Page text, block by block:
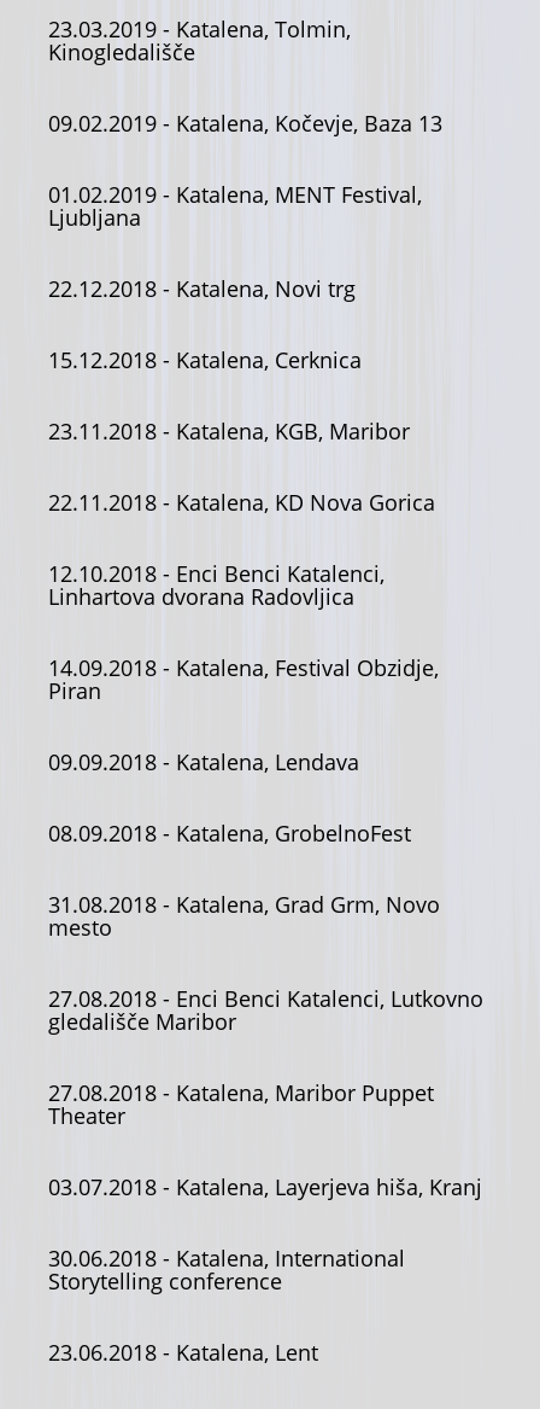
23.03.2019 - Katalena, Tolmin,
Kinogledališče
09.02.2019 - Katalena, Kočevje, Baza 13
01.02.2019 - Katalena, MENT Festival,
Ljubljana
22.12.2018 - Katalena, Novi trg
15.12.2018 - Katalena, Cerknica
23.11.2018 - Katalena, KGB, Maribor
22.11.2018 - Katalena, KD Nova Gorica
12.10.2018 - Enci Benci Katalenci,
Linhartova dvorana Radovljica
14.09.2018 - Katalena, Festival Obzidje,
Piran
09.09.2018 - Katalena, Lendava
08.09.2018 - Katalena, GrobelnoFest
31.08.2018 - Katalena, Grad Grm, Novo
mesto
27.08.2018 - Enci Benci Katalenci, Lutkovno
gledališče Maribor
27.08.2018 - Katalena, Maribor Puppet
Theater
03.07.2018 - Katalena, Layerjeva hiša, Kranj
30.06.2018 - Katalena, International
Storytelling conference
23.06.2018 - Katalena, Lent